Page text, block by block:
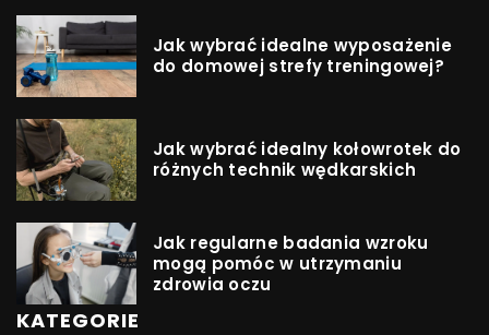
Jak wybrać idealne wyposażenie
do domowej strefy treningowej?
Jak wybrać idealny kołowrotek do
różnych technik wędkarskich
Jak regularne badania wzroku
mogą pomóc w utrzymaniu
zdrowia oczu
KATEGORIE